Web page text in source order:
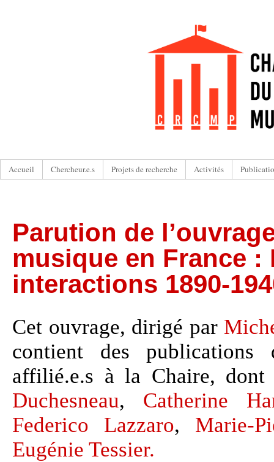
Accueil Chercheur.e.s Projets de recherche Activités
Parution de
musique en France
interactions 1890-
Cet ouvrage, dirigé par
contient des publications
affilié.e.s à la Chaire,
Duchesneau, Catherine
Federico Lazzaro, Marie-
Eugénie Tessier.